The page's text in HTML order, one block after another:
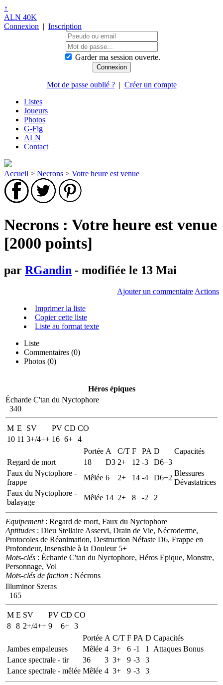
↑
ALN 40K
Connexion | Inscription
Garder ma session ouverte.
Mot de passe oublié ?| Créer un compte
Listes
Joueurs
Photos
G-Fig
ALN
Contact
Accueil > Necrons > Votre heure est venue
Necrons : Votre heure est venue
[2000 points]
par RGandin - modifiée le 13 Mai
Ajouter un commentaire Actions
Imprimer la liste
Copier cette liste
Liste au format texte
Liste
Commentaires (0)
Photos (0)
Héros épiques
Écharde C'tan du Nyctophore
340
M E SV PV CD CO
10 11 3+/4++ 16 6+ 4
Portée A C/T F PA D
Capacités
Regard de mort
18 D3 2+ 12 -3
D6+3
Faux du Nyctophore -
frappe
Mêlée 6 2+ 14 -4 D6+2
Blessures
Dévastatrices
Faux du Nyctophore -
balayage
Mêlée 14 2+ 8 -2 2
Equipement: Regard de mort, Faux du Nyctophore
Aptitudes : Dieu Stellaire Asservi, Drain de Vie, Nécroderme,
Protocoles de Réanimation, Destruction Néfaste D6, Frappe en
Profondeur, Insensible à la Douleur 5+
Mots-clés : Écharde C'tan du Nyctophore, Héros Epique, Monstre,
Personnage, Vol
Mots-clés de faction : Nécrons
Illuminor Szeras
165
M E SV PV CD CO
8 8 2+/4++ 9 6+ 3
Portée A C/T F PA D Capacités
Jambes empaleuses
Mêlée 4 3+ 6 -1 1
Attaques Bonus
Lance spectrale - tir
36 3 3+ 9 -3
3
Lance spectrale - mêlée Mêlée 4 3+ 9 -3 3